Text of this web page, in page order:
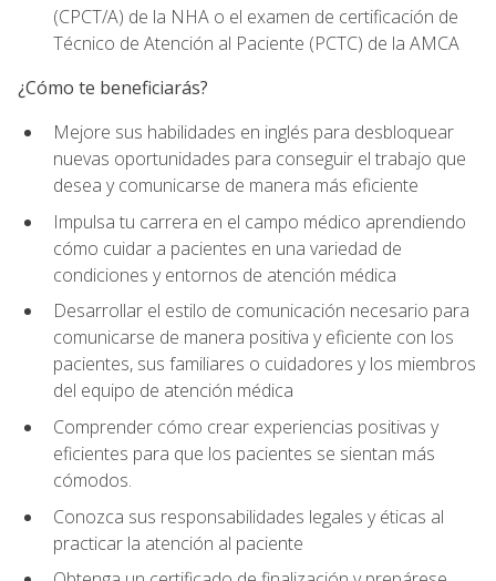
(CPCT/A) de la NHA o el examen de certificación de
Técnico de Atención al Paciente (PCTC) de la AMCA
¿Cómo te beneficiarás?
Mejore sus habilidades en inglés para desbloquear
nuevas oportunidades para conseguir el trabajo que
desea y comunicarse de manera más eficiente
Impulsa tu carrera en el campo médico aprendiendo
cómo cuidar a pacientes en una variedad de
condiciones y entornos de atención médica
Desarrollar el estilo de comunicación necesario para
comunicarse de manera positiva y eficiente con los
pacientes, sus familiares o cuidadores y los miembros
del equipo de atención médica
Comprender cómo crear experiencias positivas y
eficientes para que los pacientes se sientan más
cómodos.
Conozca sus responsabilidades legales y éticas al
practicar la atención al paciente